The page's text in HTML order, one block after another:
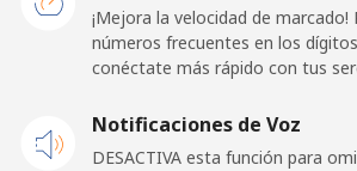
Celular ⁦7.9p⁩
⁦£5⁩
¡Mejora la velocidad de
números frecuentes en los
conéctate más rápido con tus
Notificaciones de Voz
DESACTIVA esta función para